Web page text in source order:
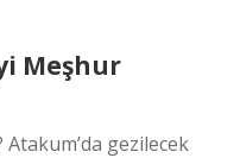
Meşhur
gezilecek